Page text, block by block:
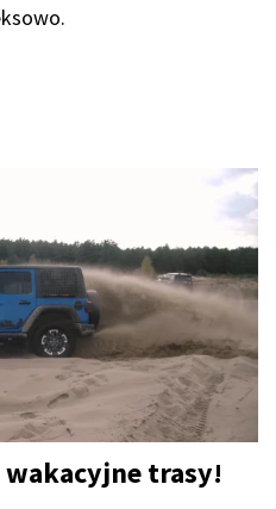
wakacyjne trasy!